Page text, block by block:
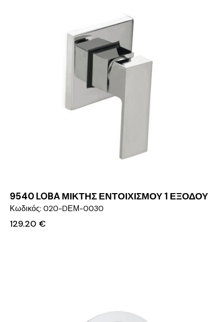
9540 LOBA ΜΙΚΤΗΣ ΕΝΤΟΙΧΙΣΜΟΥ 1 ΕΞΟΔΟΥ
Κωδικός: 020-DΕΜ-0030
129.20 €